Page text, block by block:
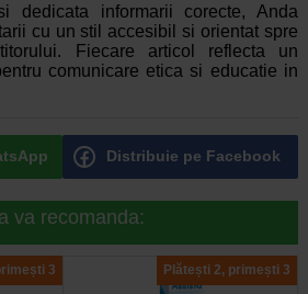
dedicata informarii corecte, Anda
cu un stil accesibil si orientat spre
Fiecare articol reflecta un
comunicare etica si educatie in
Distribuie pe Facebook
va recomanda:
3 Plătești 2, primești 3